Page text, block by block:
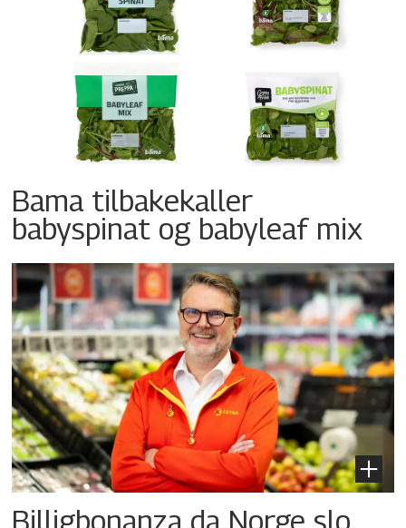
Bama tilbakekaller
babyspinat og babyleaf mix
Billigbonanza da Norge slo